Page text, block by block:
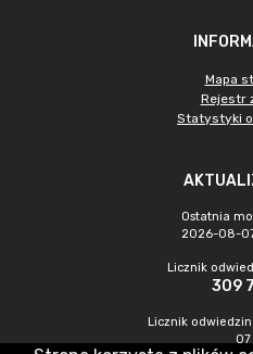
Mapa
Rejestr
Statystyki
Ostatnia
2026-08-07
Licznik
309
Licznik
07